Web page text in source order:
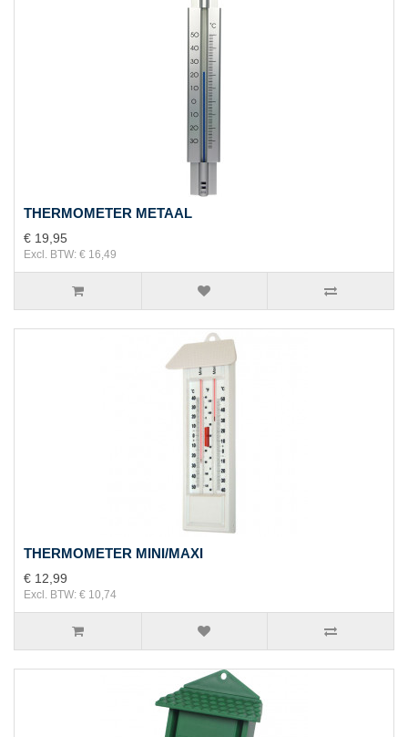
THERMOMETER METAAL
€ 19,95
Excl. BTW: € 16,49
THERMOMETER MINI/MAXI
€ 12,99
Excl. BTW: € 10,74